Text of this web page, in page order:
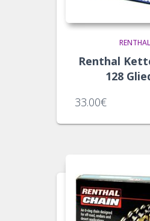
RENTHAL
Renthal
128
33.00€